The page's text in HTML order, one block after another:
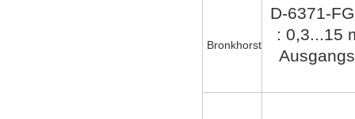
Bronkhorst
D-6371-
: 0,3...15